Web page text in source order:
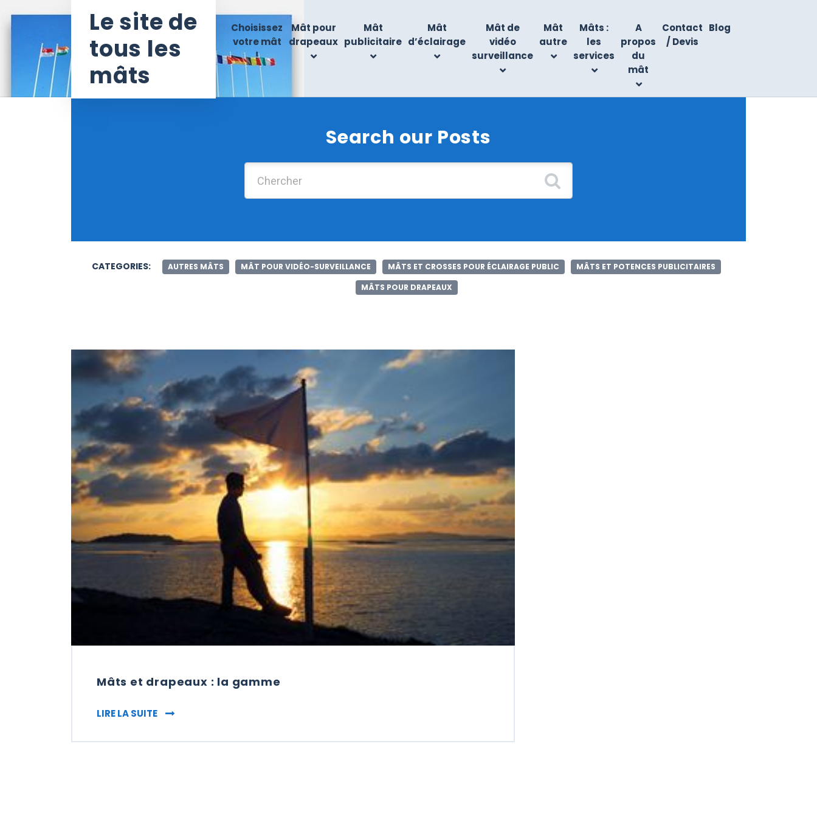
Le site de
tous les
mâts
Choisissez
votre mât
!
Mât pour
drapeaux
Mât
publicitaire
Mât
d’éclairage
Mât de
vidéo
surveillance
Mât
autre
Mâts :
les
services
A
propos
du
mât
Contact
/ Devis
Blog
Search our Posts
CATEGORIES: AUTRES MÂTS MÂT POUR VIDÉO-SURVEILLANCE MÂTS ET CROSSES POUR ÉCLAIRAGE PUBLIC
MÂTS ET POTENCES PUBLICITAIRES
MÂTS POUR DRAPEAUX
Mâts et drapeaux : la gamme
LIRE LA SUITE MÂTS ET DRAPEAUX : LA GAMME